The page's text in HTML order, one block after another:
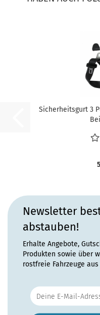
Sicherheitsgurt 3
Newsletter
abstauben!
Erhalte Angebote,
Produkten sowie über
rostfreie Fahrzeuge aus